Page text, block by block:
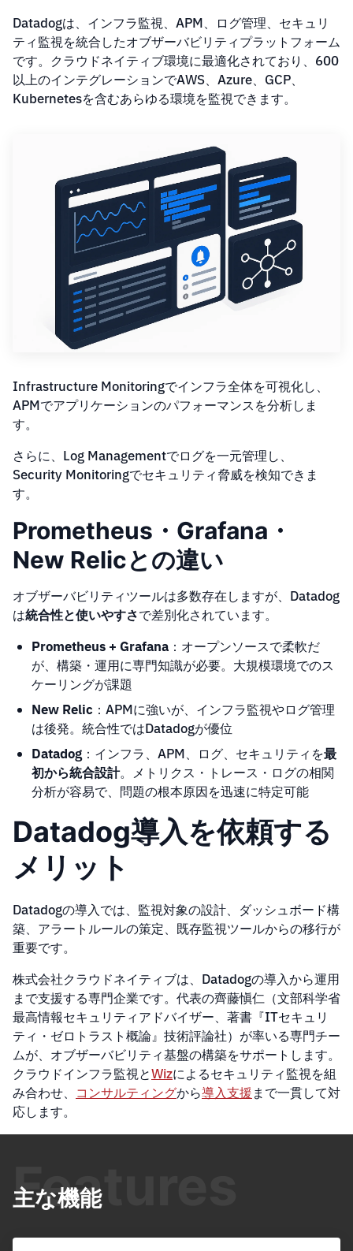
Datadogは、インフラ監視、APM、ログ管理、セキュリ
ティ監視を統合したオブザーバビリティプラットフォーム
です。クラウドネイティブ環境に最適化されており、600
以上のインテグレーションでAWS、Azure、GCP、
Kubernetesを含むあらゆる環境を監視できます。
Infrastructure Monitoringでインフラ全体を可視化し、
APMでアプリケーションのパフォーマンスを分析しま
す。
さらに、Log Managementでログを一元管理し、
Security Monitoringでセキュリティ脅威を検知できま
す。
Prometheus・Grafana・
New Relicとの違い
オブザーバビリティツールは多数存在しますが、Datadog
は統合性と使いやすさで差別化されています。
Prometheus + Grafana ：オープンソースで柔軟だ
が、構築・運用に専門知識が必要。大規模環境でのス
ケーリングが課題
New Relic ：APMに強いが、インフラ監視やログ管理
は後発。統合性ではDatadogが優位
Datadog：インフラ、APM、ログ、セキュリティを最
初から統合設計。メトリクス・トレース・ログの相関
分析が容易で、問題の根本原因を迅速に特定可能
Datadog導入を依頼する
メリット
Datadogの導入では、監視対象の設計、ダッシュボード構
築、アラートルールの策定、既存監視ツールからの移行が
重要です。
株式会社クラウドネイティブは、Datadogの導入から運用
まで支援する専門企業です。代表の齊藤愼仁（文部科学省
最高情報セキュリティアドバイザー、著書『ITセキュリ
ティ・ゼロトラスト概論』技術評論社）が率いる専門チー
ムが、オブザーバビリティ基盤の構築をサポートします。
クラウドインフラ監視とWizによるセキュリティ監視を組
み合わせ、 コンサルティングから導入支援まで一貫して対
応します。
主な機能
Features